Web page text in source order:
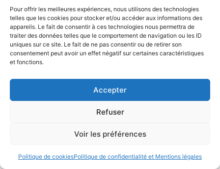
Pour offrir les meilleures expériences, nous utilisons des technologies
telles que les cookies pour stocker et/ou accéder aux informations des
appareils. Le fait de consentir à ces technologies nous permettra de
traiter des données telles que le comportement de navigation ou les ID
uniques sur ce site. Le fait de ne pas consentir ou de retirer son
consentement peut avoir un effet négatif sur certaines caractéristiques
et fonctions.
Accepter
Refuser
Voir les préférences
Politique de cookiesPolitique de confidentialité et Mentions légales
à la société COUTOT ROEHRIG et AVOSTAGES qui
sont présents à chaque édition. Chaque
nouvelle JURIST DAY me permet de tisser des
liens forts avec de nombreux partenaires et
professionnels. Aussi, l’événement accueille des
au barreau de Lyon qui a toujours répondu
présent et donné de son temps pour
Avez-vous d’autres
projets à venir ?